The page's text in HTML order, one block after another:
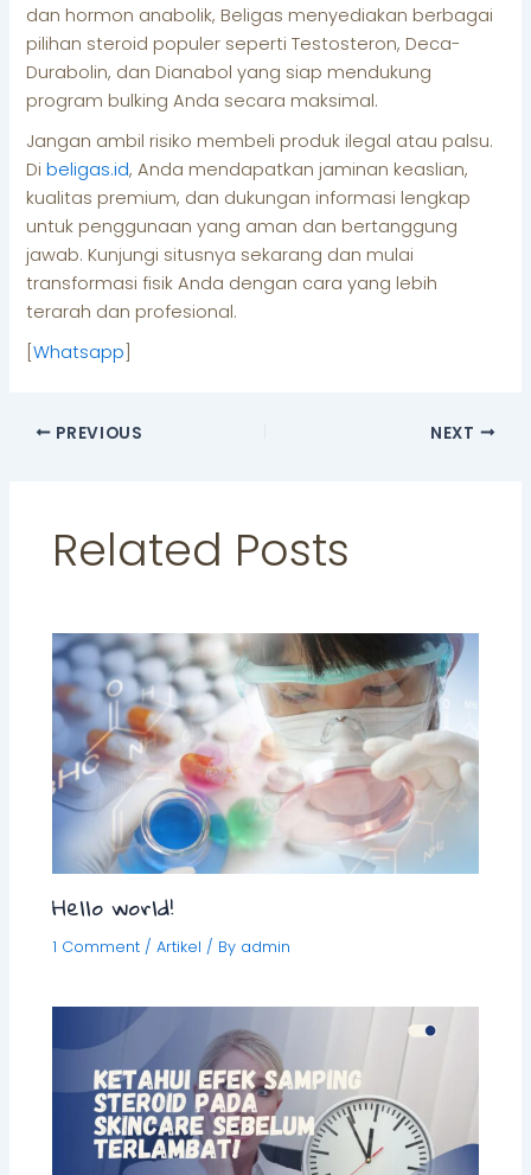
dan hormon anabolik, Beligas menyediakan berbagai
pilihan steroid populer seperti Testosteron, Deca-
Durabolin, dan Dianabol yang siap mendukung
program bulking Anda secara maksimal.
Jangan ambil risiko membeli produk ilegal atau palsu.
Dibeligas.id, Anda mendapatkan jaminan keaslian,
kualitas premium, dan dukungan informasi lengkap
untuk penggunaan yang aman dan bertanggung
jawab. Kunjungi situsnya sekarang dan mulai
transformasi fisik Anda dengan cara yang lebih
terarah dan profesional.
[Whatsapp]
PREVIOUS NEXT
Related Posts
Hello world!
1 Comment /Artikel / By admin